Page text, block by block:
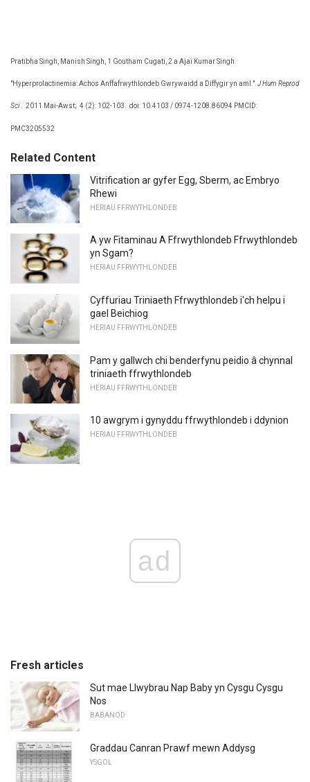
Pratibha Singh, Manish Singh, 1 Goutham Cugati, 2 a Ajai Kumar Singh.
"Hyperprolactinemia: Achos Anffafrwythlondeb Gwrywaidd a Diffygir yn aml." J Hum Reprod
Sci. 2011 Mai-Awst; 4 (2): 102-103. doi: 10.4103 / 0974-1208.86094 PMCID:
PMC3205532
Related Content
Vitrification ar gyfer Egg, Sberm, ac Embryo
Rhewi
HERIAU FFRWYTHLONDEB
A yw Fitaminau A Ffrwythlondeb Ffrwythlondeb
yn Sgam?
HERIAU FFRWYTHLONDEB
Cyffuriau Triniaeth Ffrwythlondeb i'ch helpu i
gael Beichiog
HERIAU FFRWYTHLONDEB
Pam y gallwch chi benderfynu peidio â chynnal
triniaeth ffrwythlondeb
HERIAU FFRWYTHLONDEB
10 awgrym i gynyddu ffrwythlondeb i ddynion
HERIAU FFRWYTHLONDEB
ad
Fresh articles
Sut mae Llwybrau Nap Baby yn Cysgu Cysgu
Nos
BABANOD
Graddau Canran Prawf mewn Addysg
YSGOL